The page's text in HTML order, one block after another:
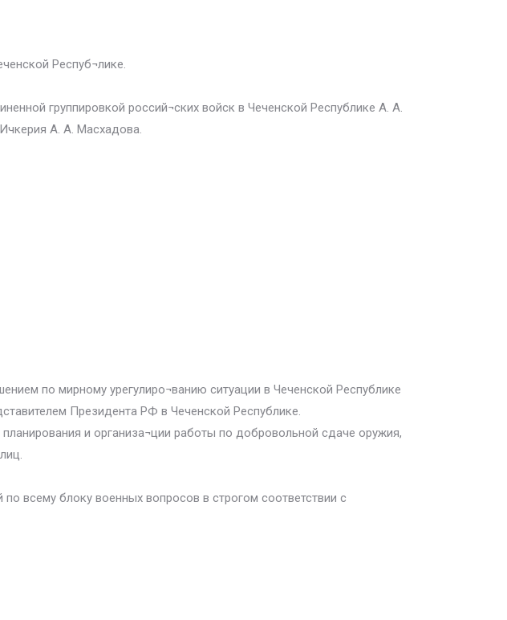
Респуб¬лике.
группировкой россий¬ских войск в Чеченской Республике А. А.
А. А. Масхадова.
по мирному урегулиро¬ванию ситуации в Чеченской Республике
Президента РФ в Чеченской Республике.
и организа¬ции работы по добровольной сдаче оружия,
всему блоку военных вопросов в строгом соответствии с